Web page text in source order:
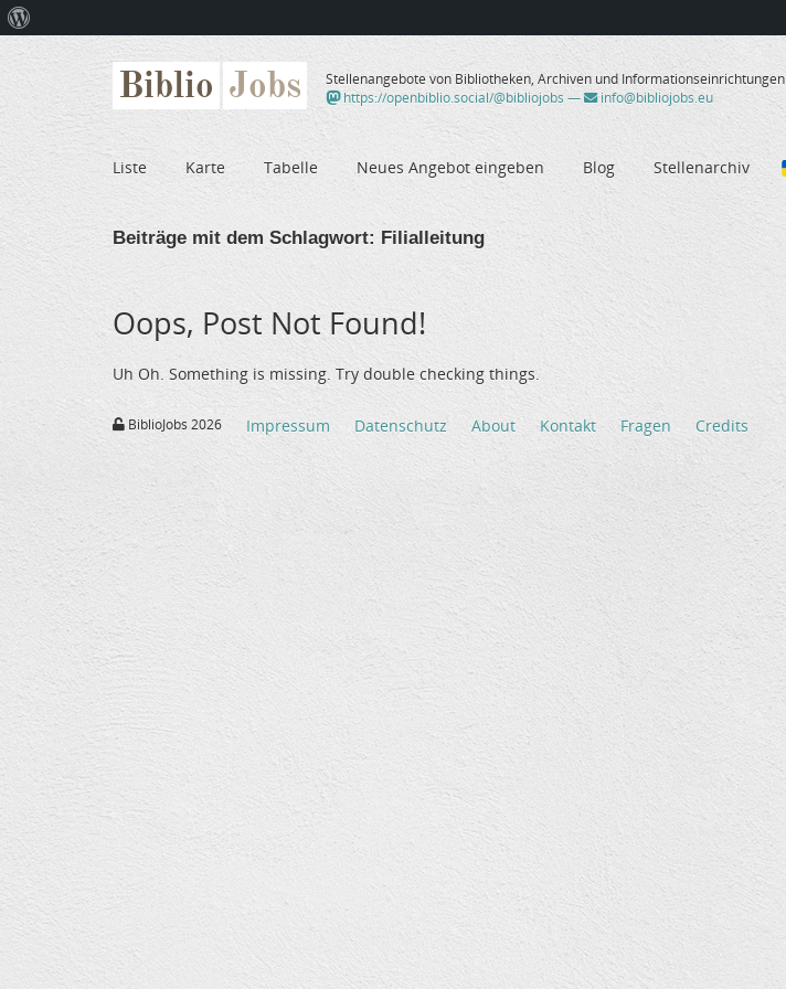
Biblio Jobs
Stellenangebote von Bibliotheken, Archiven und Informationseinrichtungen
https://openbiblio.social/@bibliojobs — info@bibliojobs.eu
Liste Karte Tabelle Neues Angebot eingeben Blog Stellenarchiv
Beiträge mit dem Schlagwort: Filialleitung
Oops, Post Not Found!
Uh Oh. Something is missing. Try double checking things.
BiblioJobs 2026 Impressum Datenschutz About Kontakt Fragen Credits
WordPress